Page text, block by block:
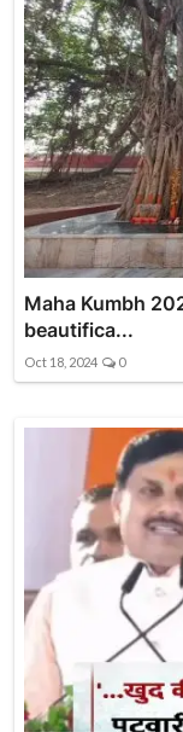
Maha Kumbh
beautifica...
Oct 18, 2024 0